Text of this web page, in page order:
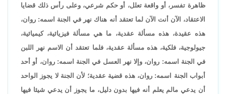
ظاهرة تفسر، أو واقعة تعلل، أو حكم شرعي، وعلى رأس ذلك قضايا
الاعتقاد، الآن أنت الآن لما تعتقد أنه هناك نهر في الجنة اسمه: روان،
هذه عقيدة، هذه مسألة عقدية، ما هي مسألة فيزيائية، كيميائية،
جيولوجية، فلكية، هذه مسألة عقدية، فلما تعتقد أن الاسم نهر اللبن
في الجنة اسمه: روان، وإلا نهر العسل في الجنة اسمه: روان، أو أحد
أبواب الجنة اسمه: روان، هذه قضية عقدية؛ لأن الجنة لا يجوز الواحد
أن يدعي مالم يعلم أنه فيها بدون دليل، ما يجوز أن يدعي شيئا فيها